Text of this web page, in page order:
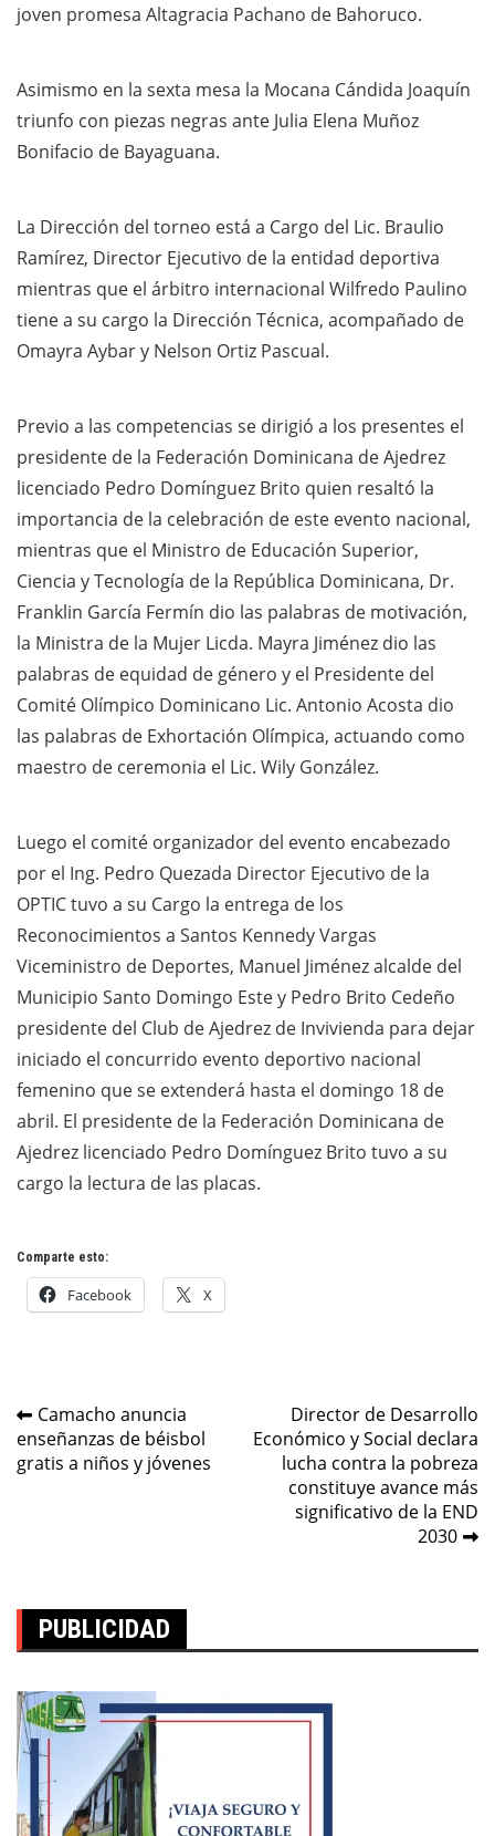
joven promesa Altagracia Pachano de Bahoruco.
Asimismo en la sexta mesa la Mocana Cándida Joaquín
triunfo con piezas negras ante Julia Elena Muñoz
Bonifacio de Bayaguana.
La Dirección del torneo está a Cargo del Lic. Braulio
Ramírez, Director Ejecutivo de la entidad deportiva
mientras que el árbitro internacional Wilfredo Paulino
tiene a su cargo la Dirección Técnica, acompañado de
Omayra Aybar y Nelson Ortiz Pascual.
Previo a las competencias se dirigió a los presentes el
presidente de la Federación Dominicana de Ajedrez
licenciado Pedro Domínguez Brito quien resaltó la
importancia de la celebración de este evento nacional,
mientras que el Ministro de Educación Superior,
Ciencia y Tecnología de la República Dominicana, Dr.
Franklin García Fermín dio las palabras de motivación,
la Ministra de la Mujer Licda. Mayra Jiménez dio las
palabras de equidad de género y el Presidente del
Comité Olímpico Dominicano Lic. Antonio Acosta dio
las palabras de Exhortación Olímpica, actuando como
maestro de ceremonia el Lic. Wily González.
Luego el comité organizador del evento encabezado
por el Ing. Pedro Quezada Director Ejecutivo de la
OPTIC tuvo a su Cargo la entrega de los
Reconocimientos a Santos Kennedy Vargas
Viceministro de Deportes, Manuel Jiménez alcalde del
Municipio Santo Domingo Este y Pedro Brito Cedeño
presidente del Club de Ajedrez de Invivienda para dejar
iniciado el concurrido evento deportivo nacional
femenino que se extenderá hasta el domingo 18 de
abril. El presidente de la Federación Dominicana de
Ajedrez licenciado Pedro Domínguez Brito tuvo a su
cargo la lectura de las placas.
Comparte esto:
Facebook X
Navegación
de
Camacho anuncia
enseñanzas de béisbol
gratis a niños y jóvenes
Director de Desarrollo
Económico y Social declara
lucha contra la pobreza
constituye avance más
significativo de la END
2030
PUBLICIDAD